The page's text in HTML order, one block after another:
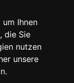
Ihnen
die Sie
nutzen
unsere